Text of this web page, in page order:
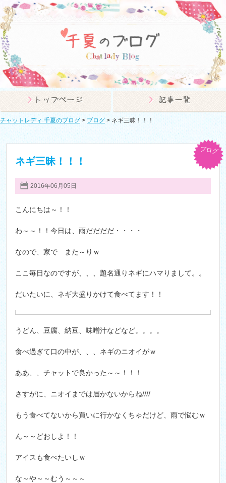
チャットレディ 千夏のブログ > ブログ > ネギ三昧！！！
ネギ三昧！！！
2016年06月05日
ブログ
こんにちは～！！
わ～～！！今日は、雨だだだだ・・・・
なので、家で また～りｗ
ここ毎日なのですが、、、題名通りネギにハマりまして。。
だいたいに、ネギ大盛りかけて食べてます！！
うどん、豆腐、納豆、味噌汁などなど。。。。
食べ過ぎて口の中が、、、ネギのニオイがｗ
ああ、、チャットで良かった～～！！！
さすがに、ニオイまでは届かないからね////
もう食べてないから買いに行かなくちゃだけど、雨で悩むｗ
ん～～どおしよ！！
アイスも食べたいしｗ
な～や～～むう～～～